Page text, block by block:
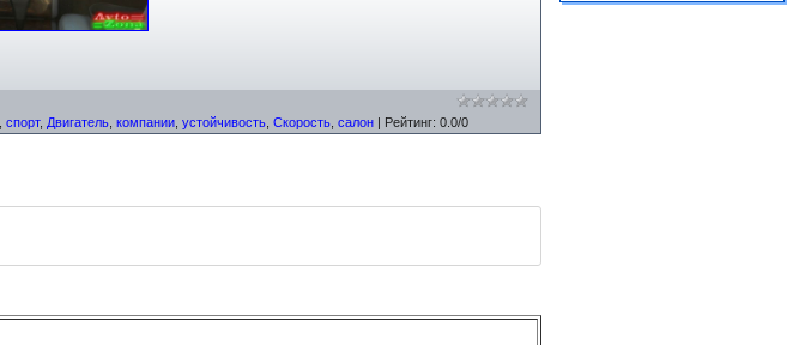
спорт, Двигатель компании устойчивость Скорость салон Рейтинг: 0.0/0